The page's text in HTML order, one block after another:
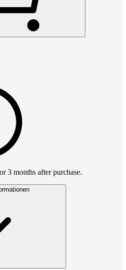
3 months after purchase.